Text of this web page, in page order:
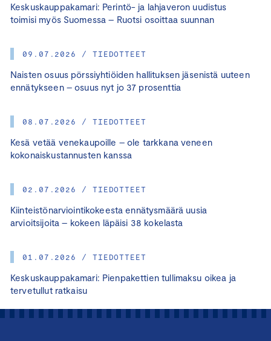
Keskuskauppakamari: Perintö- ja lahjaveron uudistus
toimisi myös Suomessa – Ruotsi osoittaa suunnan
09.07.2026 / TIEDOTTEET
Naisten osuus pörssiyhtiöiden hallituksen jäsenistä uuteen
ennätykseen – osuus nyt jo 37 prosenttia
08.07.2026 / TIEDOTTEET
Kesä vetää venekaupoille – ole tarkkana veneen
kokonaiskustannusten kanssa
02.07.2026 / TIEDOTTEET
Kiinteistönarviointikokeesta ennätysmäärä uusia
arvioitsijoita – kokeen läpäisi 38 kokelasta
01.07.2026 / TIEDOTTEET
Keskuskauppakamari: Pienpakettien tullimaksu oikea ja
tervetullut ratkaisu